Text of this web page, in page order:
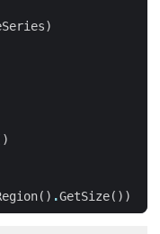
)
() .GetSize())